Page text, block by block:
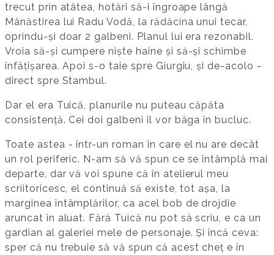
trecut prin atâtea, hotărî să-i îngroape lângă
Mânăstirea lui Radu Vodă, la rădăcina unui tecar,
oprindu-și doar 2 galbeni. Planul lui era rezonabil.
Vroia să-și cumpere niște haine și să-și schimbe
înfățișarea. Apoi s-o taie spre Giurgiu, și de-acolo -
direct spre Stambul.
Dar el era Tuică, planurile nu puteau căpăta
consistență. Cei doi galbeni îl vor băga în bucluc.
Toate astea - într-un roman în care el nu are decât
un rol periferic. N-am să vă spun ce se întâmplă mai
departe, dar vă voi spune că în atelierul meu
scriitoricesc, el continuă să existe, tot așa, la
marginea întâmplărilor, ca acel bob de drojdie
aruncat în aluat. Fără Tuică nu pot să scriu, e ca un
gardian al galeriei mele de personaje. Și încă ceva:
sper că nu trebuie să vă spun că acest cheț e în